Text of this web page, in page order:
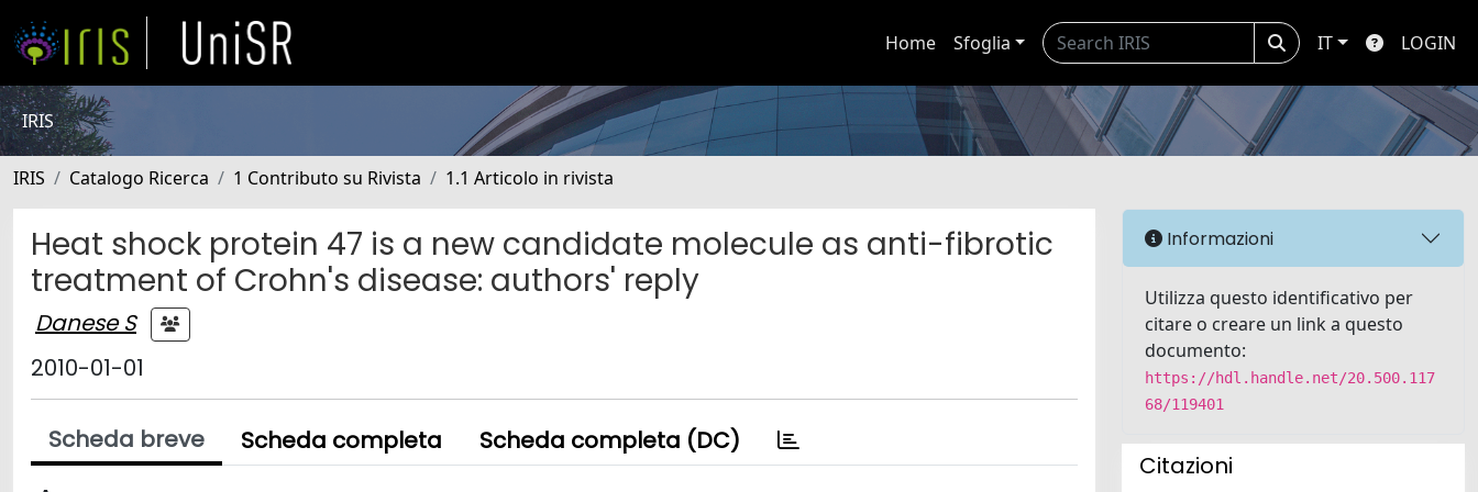
Home Sfoglia IT LOGIN
IRIS
IRIS Catalogo Ricerca 1 Contributo su Rivista 1.1 Articolo in rivista
Heat shock protein 47 is a new candidate molecule as anti-fibrotic
treatment of Crohn's disease: authors' reply
Danese S
2010-01-01
Scheda breve Scheda completa Scheda completa (DC)
Informazioni
Utilizza questo identificativo per
citare o creare un link a questo
documento:
https://hdl.handle.net/20.500.117
68/119401
Citazioni